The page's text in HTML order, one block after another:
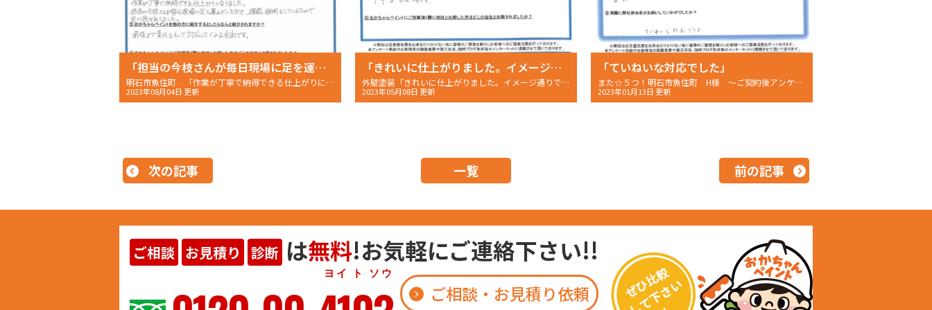
「担当の今枝さんが毎日現場に足を運んでいただき、確認・説明をしてくれたので安心感がありました。」
明石市魚住町 「作業が丁寧で納得できる仕上がりになりました。」 〜完成後アンケート〜
2023年08月04日 更新
「きれいに仕上がりました。イメージ通りでした。」
外壁塗装「きれいに仕上がりました。イメージ通りでした。」明石市二見町 W様の完工後アンケート〜
2023年05月08日 更新
「ていねいな対応でした」
また☆５つ！明石市魚住町 H様 〜ご契約後アンケート〜
2023年01月13日 更新
前の記事
一覧
次の記事
ご相談 お見積り 診断 は無料!お気軽にご連絡下さい!!
ヨイ ト ソウ
ご相談・お見積り依頼